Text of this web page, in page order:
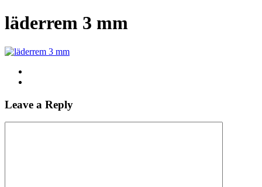
läderrem 3 mm
Leave a Reply